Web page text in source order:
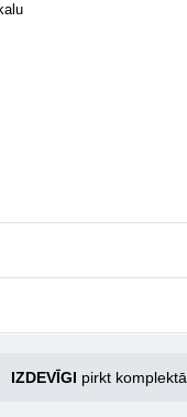
IZDEVĪGI pirkt komplektā